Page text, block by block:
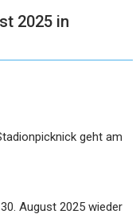
2025 in
geht am
August 2025 wieder